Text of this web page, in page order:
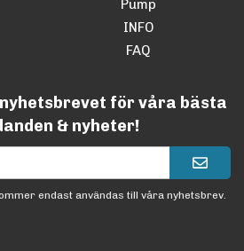
Pump
INFO
FAQ
för våra bästa
& nyheter!
endast användas till våra nyhetsbrev.